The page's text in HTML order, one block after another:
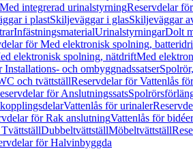
Med integrerad urinalstyrningReservdelar
i plastSkiljeväggar i glasSkiljeväggar
InfästningsmaterialUrinalstyrningarDolt
för Med elektronisk spolning,
elektronisk spolning, nätdriftMed
Installations- och ombyggnadssatser
och tvättställReservdelar för Vattenlås
för Anslutningssats
Vattenlås för urinaler
för Rak anslutningVattenlås för bidéer
DubbeltvättställMöbeltvättställ
för Halvinbyggda